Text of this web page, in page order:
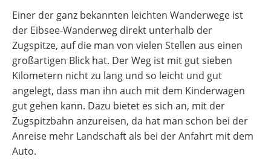
Einer der ganz bekannten leichten Wanderwege ist
der Eibsee-Wanderweg direkt unterhalb der
Zugspitze, auf die man von vielen Stellen aus einen
großartigen Blick hat. Der Weg ist mit gut sieben
Kilometern nicht zu lang und so leicht und gut
angelegt, dass man ihn auch mit dem Kinderwagen
gut gehen kann. Dazu bietet es sich an, mit der
Zugspitzbahn anzureisen, da hat man schon bei der
Anreise mehr Landschaft als bei der Anfahrt mit dem
Auto.